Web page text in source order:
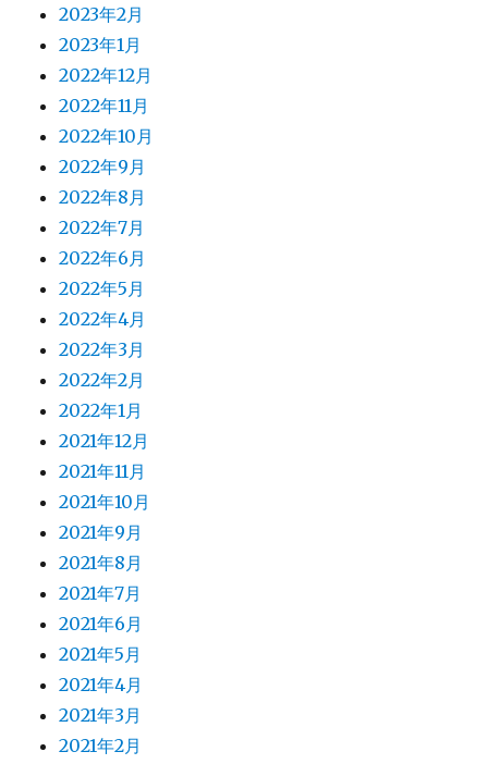
2023年2月
2023年1月
2022年12月
2022年11月
2022年10月
2022年9月
2022年8月
2022年7月
2022年6月
2022年5月
2022年4月
2022年3月
2022年2月
2022年1月
2021年12月
2021年11月
2021年10月
2021年9月
2021年8月
2021年7月
2021年6月
2021年5月
2021年4月
2021年3月
2021年2月